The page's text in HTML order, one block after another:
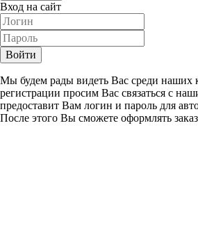
Вход на сайт
Войти
Мы будем рады видеть Вас среди наших
регистрации просим Вас связаться с
предоставит Вам логин и пароль для
После этого Вы сможете оформлять